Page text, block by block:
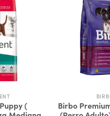
(
Birbo